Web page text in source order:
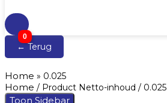
0
← Terug
Home » 0.025
Home / Product Netto-inhoud / 0.025
Toon Sidebar